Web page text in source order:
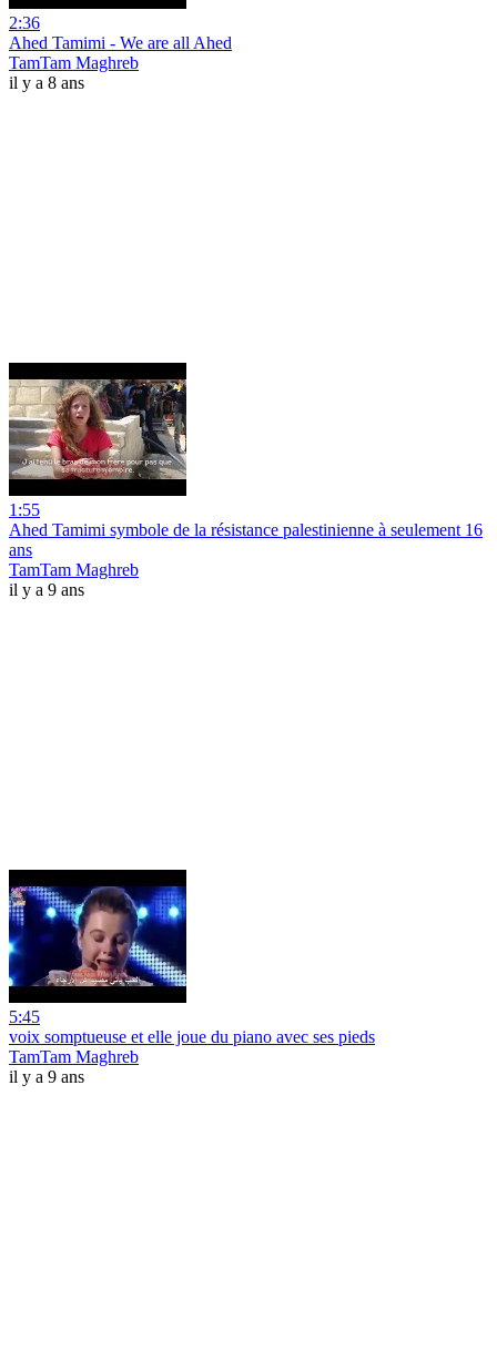
2:36
Ahed Tamimi - We are all Ahed
TamTam Maghreb
il y a 8 ans
1:55
Ahed Tamimi symbole de la résistance palestinienne à seulement 16
ans
TamTam Maghreb
il y a 9 ans
5:45
voix somptueuse et elle joue du piano avec ses pieds
TamTam Maghreb
il y a 9 ans